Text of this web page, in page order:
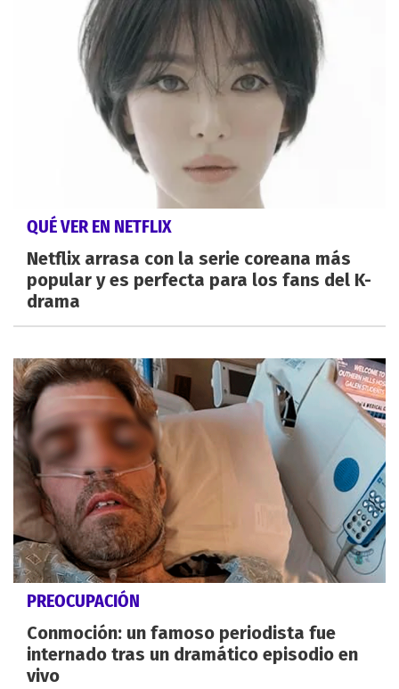
QUÉ VER EN NETFLIX
Netflix arrasa con la serie coreana más
popular y es perfecta para los fans del K-
drama
PREOCUPACIÓN
Conmoción: un famoso periodista fue
internado tras un dramático episodio en
vivo